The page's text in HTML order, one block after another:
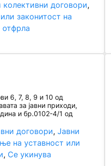
договори
законитост на
отфрла
6, 7, 8, 9 и 10 од
за јавни приходи,
и бр.0102-4/1 од
договори, Јавни
на уставност или
, Се укинува